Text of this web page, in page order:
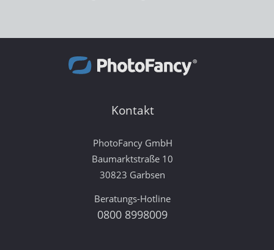
Kontakt
PhotoFancy GmbH
Baumarktstraße 10
30823 Garbsen
Beratungs-Hotline
0800 8998009